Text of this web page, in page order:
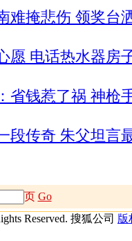
难掩悲伤 领奖台
愿 电话热水器房
省钱惹了祸 神枪
段传奇 朱父坦言
页 Go
Reserved. 搜狐公司 版